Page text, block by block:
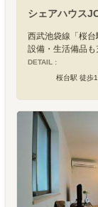
シェアハウス
西武池袋線「桜台
設備・生活備品
DETAIL :
桜台駅 徒歩